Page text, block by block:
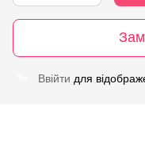
Ввійти для